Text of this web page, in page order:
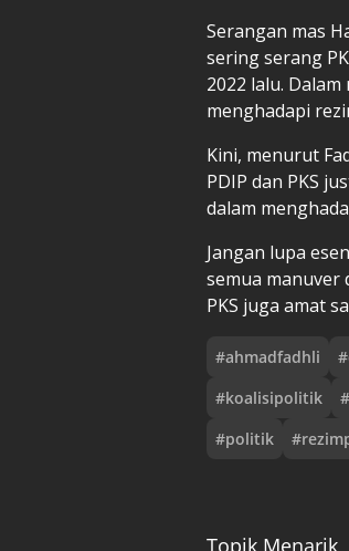
Serangan mas
sering serang
2022 lalu.
menghadapi
Kini, menurut
PDIP dan PKS
dalam
Jangan lupa
semua manuver
PKS juga amat
#ahmadfadhli #
#koalisipolitik #
#politik #
Topik Menarik